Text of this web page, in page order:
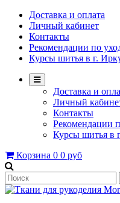
Доставка и оплата
Личный кабинет
Контакты
Рекомендации по
Курсы шитья в г.
Доставка и
Личный
Контакты
Рекомендации
Курсы шитья в
Корзина 0 0 руб